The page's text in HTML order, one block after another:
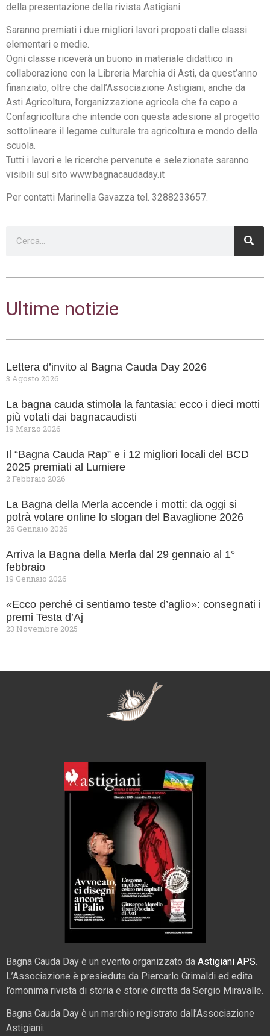
della presentazione della rivista Astigiani.
Saranno premiati i due migliori lavori proposti dalle classi
elementari e medie.
Ogni classe riceverà un buono in materiale didattico in
collaborazione con la Libreria Marchia di Asti, da quest’anno
finanziato, oltre che dall’Associazione Astigiani, anche da
Asti Agricoltura, l’organizzazione agricola che fa capo a
Confagricoltura che intende con questa adesione al progetto
sottolineare il legame culturale tra agricoltura e mondo della
scuola.
Tutti i lavori e le ricerche pervenute e selezionate saranno
visibili sul sito www.bagnacaudaday.it
Per contatti Marinella Gavazza tel. 3288233657.
Ultime notizie
Lettera d’invito al Bagna Cauda Day 2026
3 Agosto 2026
La bagna cauda stimola la fantasia: ecco i dieci motti
più votati dai bagnacaudisti
19 Marzo 2026
Il “Bagna Cauda Rap” e i 12 migliori locali del BCD
2025 premiati al Lumiere
2 Febbraio 2026
La Bagna della Merla accende i motti: da oggi si
potrà votare online lo slogan del Bavaglione 2026
26 Gennaio 2026
Arriva la Bagna della Merla dal 29 gennaio al 1°
febbraio
19 Gennaio 2026
«Ecco perché ci sentiamo teste d’aglio»: consegnati i
premi Testa d’Aj
23 Novembre 2025
Bagna Cauda Day è un evento organizzato da Astigiani APS.
L’Associazione è presieduta da Piercarlo Grimaldi ed edita
l’omonima rivista di storia e storie diretta da Sergio Miravalle.
Bagna Cauda Day è un marchio registrato dall’Associazione
Astigiani.